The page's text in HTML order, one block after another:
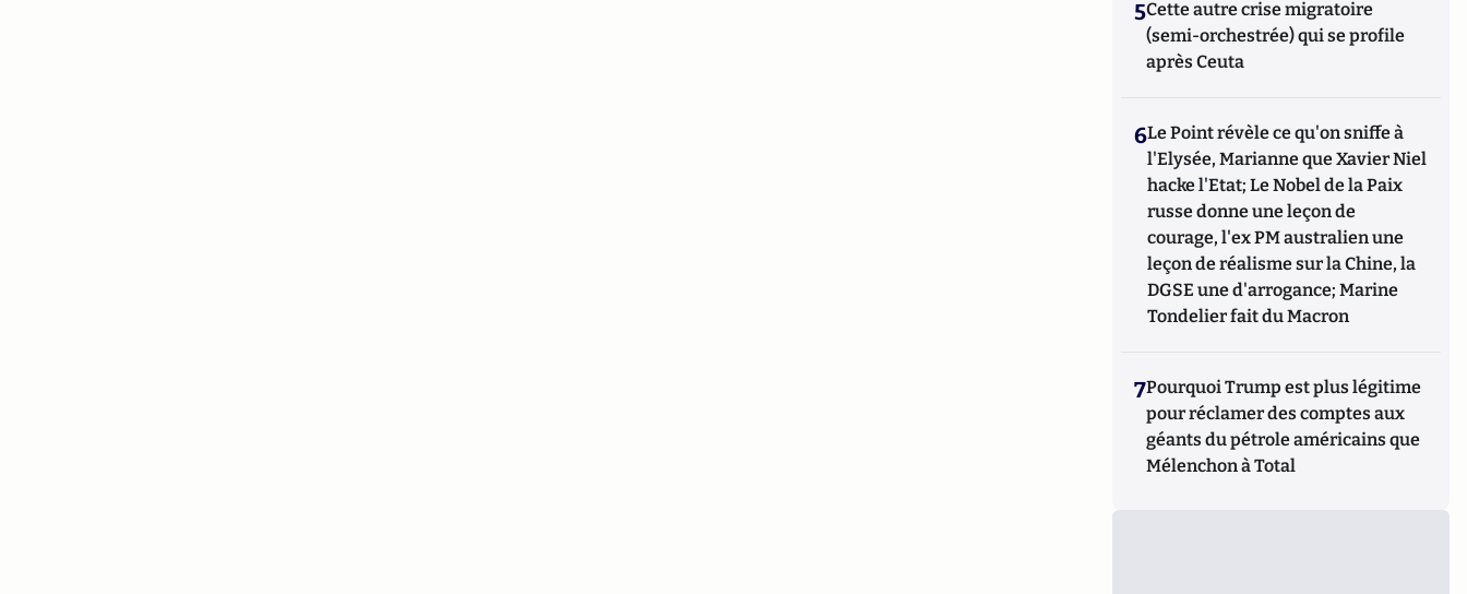
5Cette autre crise migratoire
(semi-orchestrée) qui se profile
après Ceuta
6Le Point révèle ce qu'on sniffe à
l'Elysée, Marianne que Xavier Niel
hacke l'Etat; Le Nobel de la Paix
russe donne une leçon de
courage, l'ex PM australien une
leçon de réalisme sur la Chine, la
DGSE une d'arrogance; Marine
Tondelier fait du Macron
7Pourquoi Trump est plus légitime
pour réclamer des comptes aux
géants du pétrole américains que
Mélenchon à Total